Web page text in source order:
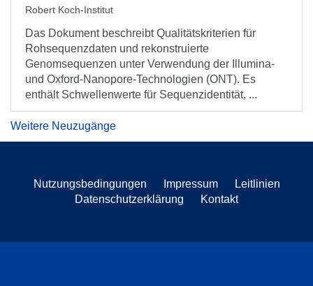
Robert Koch-Institut
Das Dokument beschreibt Qualitätskriterien für
Rohsequenzdaten und rekonstruierte
Genomsequenzen unter Verwendung der Illumina-
und Oxford-Nanopore-Technologien (ONT). Es
enthält Schwellenwerte für Sequenzidentität, ...
Weitere Neuzugänge
Nutzungsbedingungen Impressum
Leitlinien
Datenschutzerklärung
Kontakt